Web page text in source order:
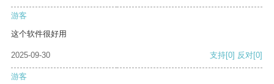
游客
这个软件很好用
2025-09-30 支持[0] 反对[0]
游客